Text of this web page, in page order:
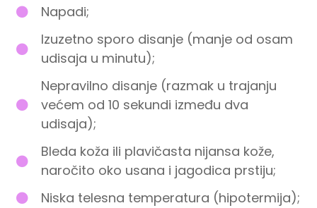
Napadi;
Izuzetno sporo disanje (manje od osam
udisaja u minutu);
Nepravilno disanje (razmak u trajanju
većem od 10 sekundi između dva
udisaja);
Bleda koža ili plavičasta nijansa kože,
naročito oko usana i jagodica prstiju;
Niska telesna temperatura (hipotermija);